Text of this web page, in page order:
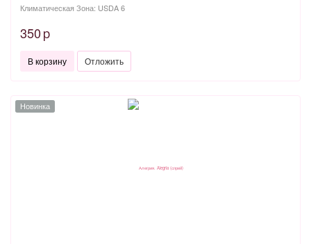
Климатическая Зона: USDA 6
350 p
В корзину Отложить
Новинка